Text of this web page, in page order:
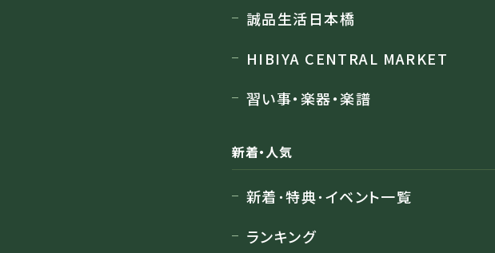
誠品生活日本橋
HIBIYA CENTRAL MARKET
習い事・楽器・楽譜
新着・人気
新着･特典･イベント一覧
ランキング